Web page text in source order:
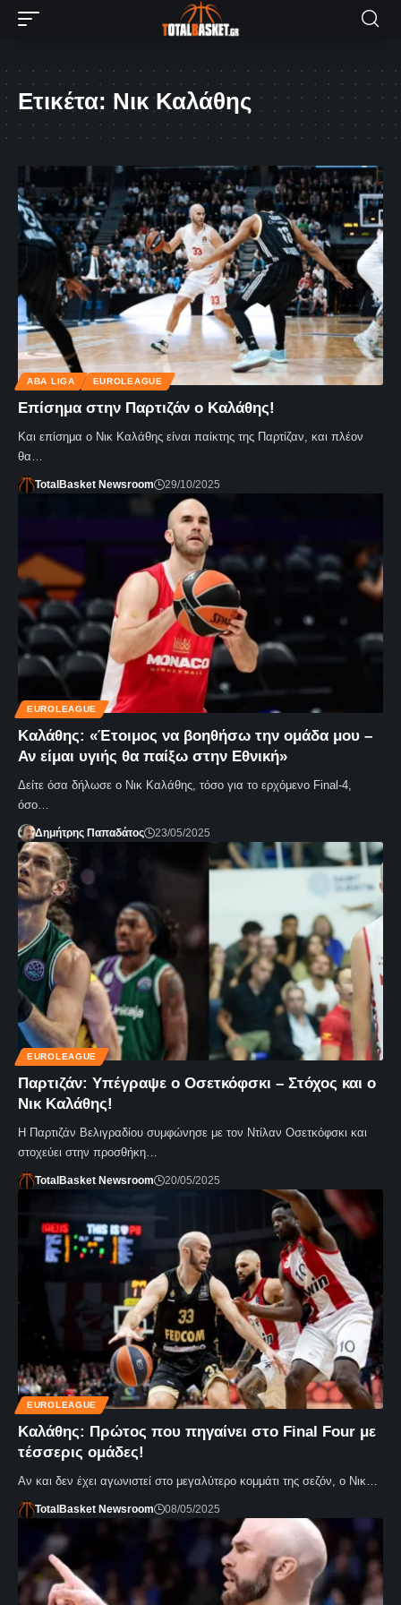
Ετικέτα: Νικ Καλάθης
ABA LIGA EUROLEAGUE
Επίσημα στην Παρτιζάν ο Καλάθης!
Και επίσημα ο Νικ Καλάθης είναι παίκτης της Παρτίζαν, και πλέον
θα…
TotalBasket Newsroom 29/10/2025
EUROLEAGUE
Καλάθης: «Έτοιμος να βοηθήσω την ομάδα μου –
Αν είμαι υγιής θα παίξω στην Εθνική»
Δείτε όσα δήλωσε ο Νικ Καλάθης, τόσο για το ερχόμενο Final-4,
όσο…
Δημήτρης Παπαδάτος 23/05/2025
EUROLEAGUE
Παρτιζάν: Υπέγραψε ο Οσετκόφσκι – Στόχος και ο
Νικ Καλάθης!
Η Παρτιζάν Βελιγραδίου συμφώνησε με τον Ντίλαν Οσετκόφσκι και
στοχεύει στην προσθήκη…
TotalBasket Newsroom 20/05/2025
EUROLEAGUE
Καλάθης: Πρώτος που πηγαίνει στο Final Four με
τέσσερις ομάδες!
Αν και δεν έχει αγωνιστεί στο μεγαλύτερο κομμάτι της σεζόν, ο Νικ…
TotalBasket Newsroom 08/05/2025